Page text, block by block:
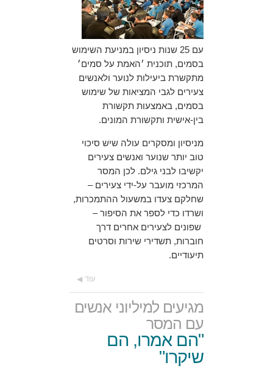
עם 25 שנות ניסיון במניעת השימוש
בסמים, תוכנית ׳האמת על סמים׳
מתקשרת ביעילות לנוער ולאנשים
צעירים לגבי המציאות של שימוש
בסמים, באמצעות תקשורת
בין-אישית ותקשורת המונים.
מניסיון ומסקרים עולה שיש סיכוי
טוב יותר שנוער ואנשים צעירים
יקשיבו לבני גילם. לכן המסר
המרכזי מועבר על-ידי צעירים –
שחלקם צעדו במשעול ההתמכרות,
ושרדו כדי לספר את הסיפור –
שפונים לצעירים אחרים דרך
חוברות, תשדירי שירות וסרטים
תיעודיים.
עוד
מגיעים למיליוני אנשים
עם המסר
"הם אמרו, הם
שיקרו"